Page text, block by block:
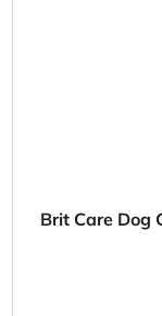
Brit Care Dog